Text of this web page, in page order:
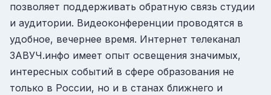
позволяет поддерживать обратную связь студии
и аудитории. Видеоконференции проводятся в
удобное, вечернее время. Интернет телеканал
ЗАВУЧ.инфо имеет опыт освещения значимых,
интересных событий в сфере образования не
только в России, но и в станах ближнего и